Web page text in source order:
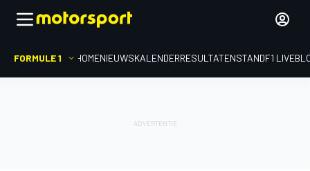
FORMULE 1 HOMENIEUWSKALENDERRESULTATENSTANDF1